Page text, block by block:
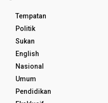
Tempatan
Politik
Sukan
English
Nasional
Umum
Pendidikan